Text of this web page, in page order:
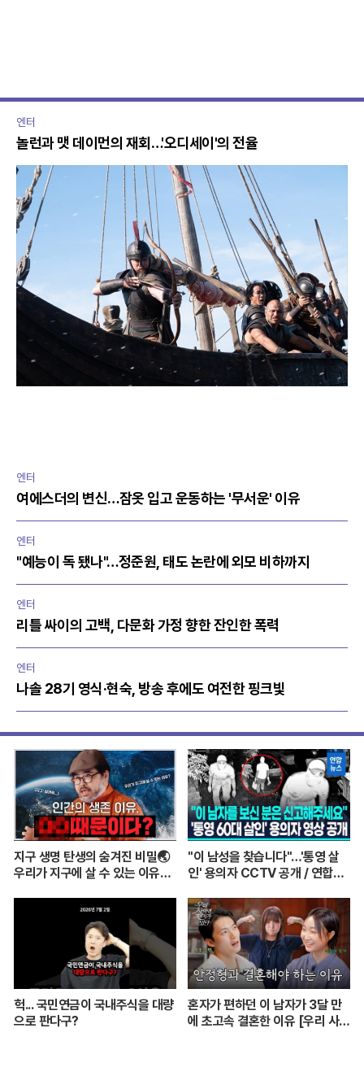
엔터
놀런과 맷 데이먼의 재회…'오디세이'의 전율
엔터
여에스더의 변신…잠옷 입고 운동하는 '무서운' 이유
엔터
"예능이 독 됐나"…정준원, 태도 논란에 외모 비하까지
엔터
리틀 싸이의 고백, 다문화 가정 향한 잔인한 폭력
엔터
나솔 28기 영식·현숙, 방송 후에도 여전한 핑크빛
지구 생명 탄생의 숨겨진 비밀🌏
우리가 지구에 살 수 있는 이유는
려주는 쉬운 과학 이야기💡
"이 남성을 찾습니다"…'통영 살
인' 용의자 CCTV 공개 / 연합뉴
헉... 국민연금이 국내주식을 대량
으로 판다구?
혼자가 편하던 이 남자가 3달 만
에 초고속 결혼한 이유 [우리 사이